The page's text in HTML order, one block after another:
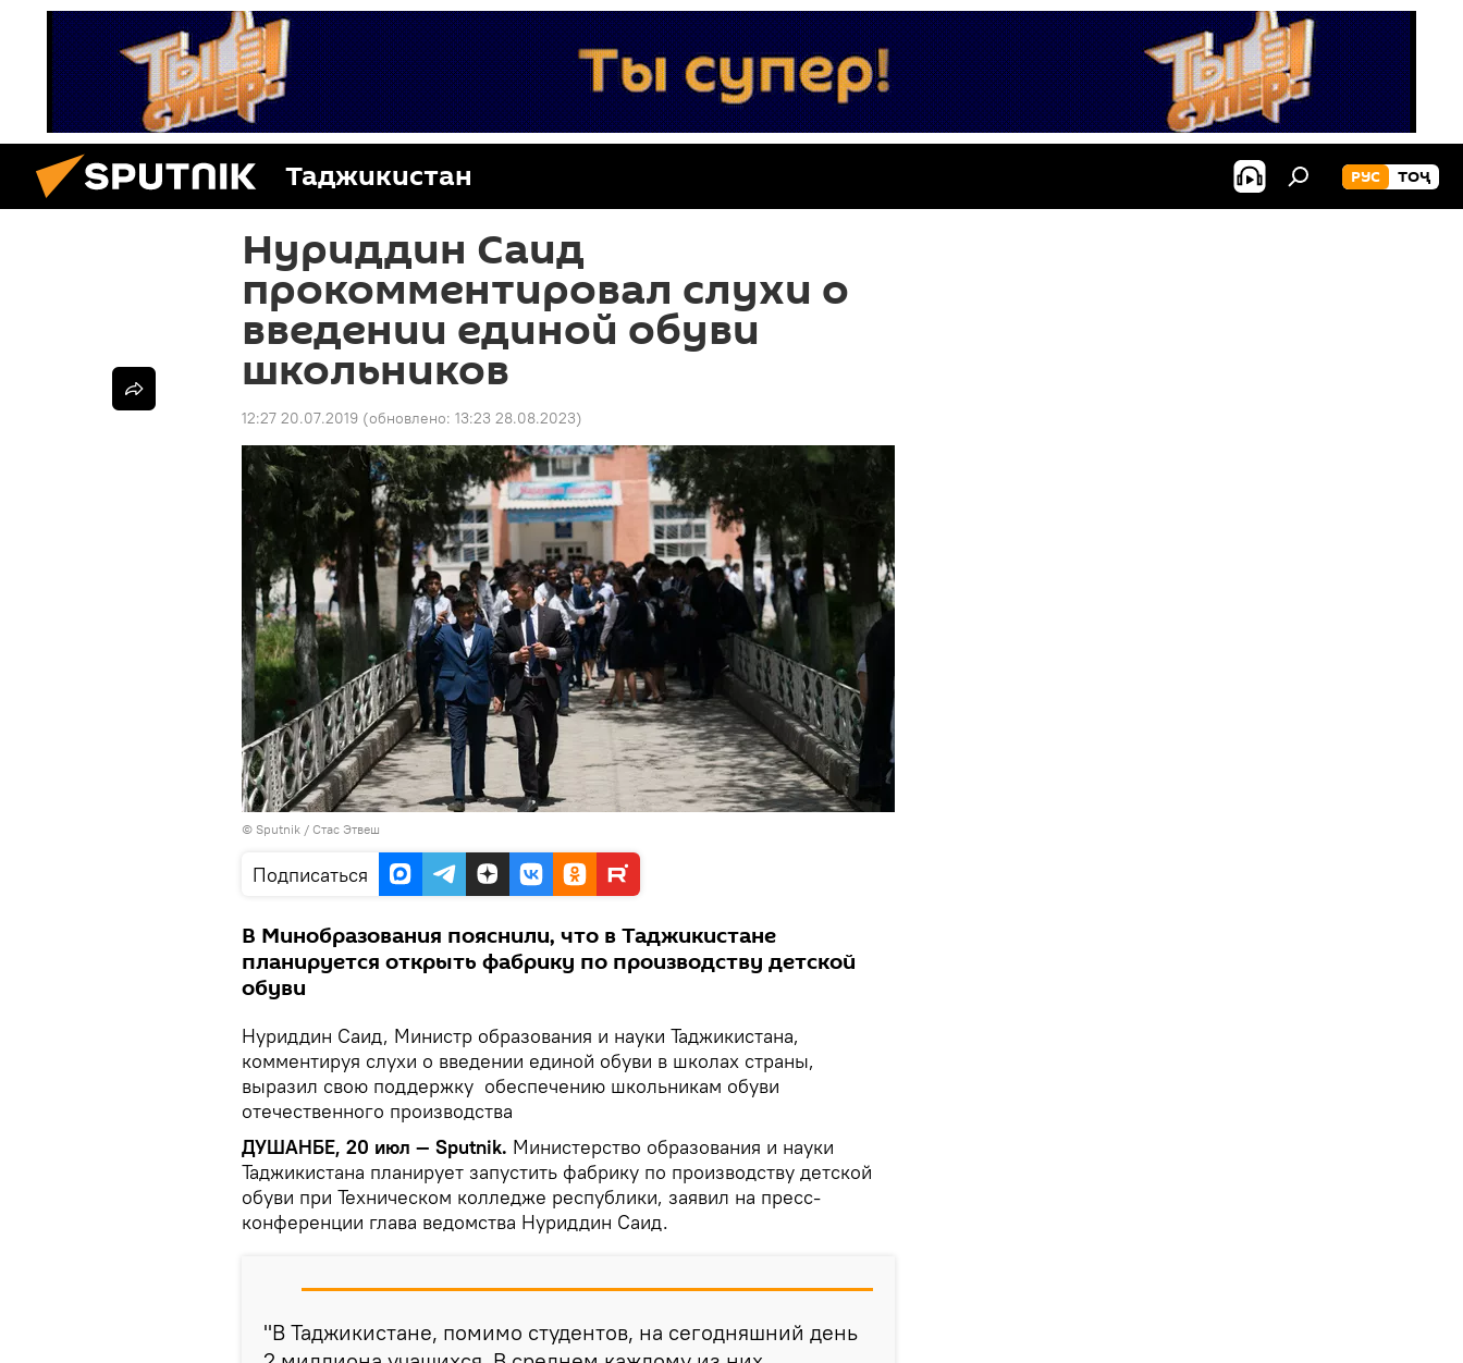
Таджикистан РУС ТОҶ
Нуриддин Саид
прокомментировал слухи о
введении единой обуви
школьников
12:27 20.07.2019 (обновлено: 13:23 28.08.2023)
© Sputnik / Стас Этвеш
Подписаться
В Минобразования пояснили, что в Таджикистане
планируется открыть фабрику по производству детской
обуви
Нуриддин Саид, Министр образования и науки Таджикистана,
комментируя слухи о введении единой обуви в школах страны,
выразил свою поддержку обеспечению школьникам обуви
отечественного производства
ДУШАНБЕ, 20 июл — Sputnik. Министерство образования и науки
Таджикистана планирует запустить фабрику по производству детской
обуви при Техническом колледже республики, заявил на пресс-
конференции глава ведомства Нуриддин Саид.
"В Таджикистане, помимо студентов, на сегодняшний день